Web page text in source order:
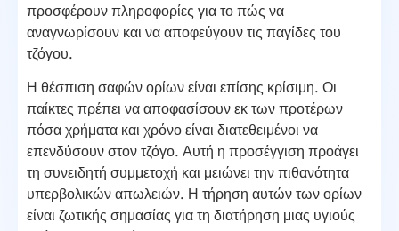
προσφέρουν πληροφορίες για το πώς να
αναγνωρίσουν και να αποφεύγουν τις παγίδες του
τζόγου.
Η θέσπιση σαφών ορίων είναι επίσης κρίσιμη. Οι
παίκτες πρέπει να αποφασίσουν εκ των προτέρων
πόσα χρήματα και χρόνο είναι διατεθειμένοι να
επενδύσουν στον τζόγο. Αυτή η προσέγγιση προάγει
τη συνειδητή συμμετοχή και μειώνει την πιθανότητα
υπερβολικών απωλειών. Η τήρηση αυτών των ορίων
είναι ζωτικής σημασίας για τη διατήρηση μιας υγιούς